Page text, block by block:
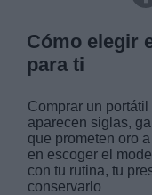
Cómo elegir
para ti
Comprar un
aparecen siglas,
que prometen oro
en escoger el
con tu rutina, tu
conservarlo
Destinatarios: